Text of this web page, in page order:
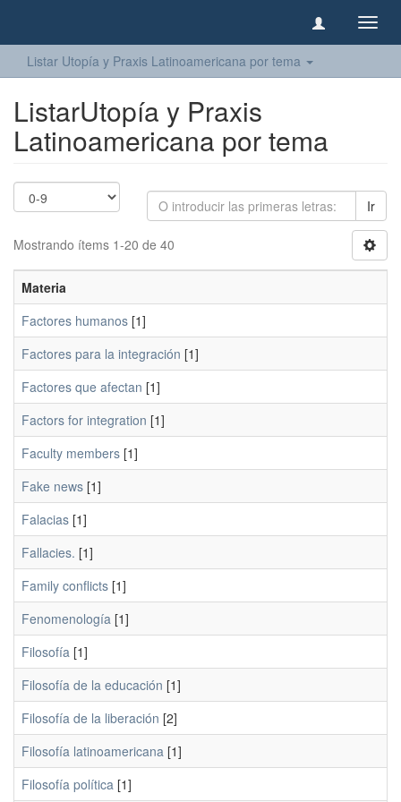
Listar Utopía y Praxis Latinoamericana por tema
ListarUtopía y Praxis
Latinoamericana por tema
Ir
Mostrando ítems 1-20 de 40
Materia
Factores humanos [1]
Factores para la integración [1]
Factores que afectan [1]
Factors for integration [1]
Faculty members [1]
Fake news [1]
Falacias [1]
Fallacies. [1]
Family conflicts [1]
Fenomenología [1]
Filosofía [1]
Filosofía de la educación [1]
Filosofía de la liberación [2]
Filosofía latinoamericana [1]
Filosofía política [1]